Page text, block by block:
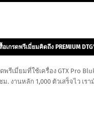
เกรดพรีเมี่ยมคิดถึง PREMIUM
พรีเมี่ยมที่ใช้เครื่อง GTX Pro
ม. งานหลัก 1,000 ตัวเสร็จไว เ